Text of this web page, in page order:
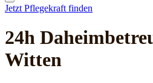
Jetzt Pflegekraft finden
24h
Witten